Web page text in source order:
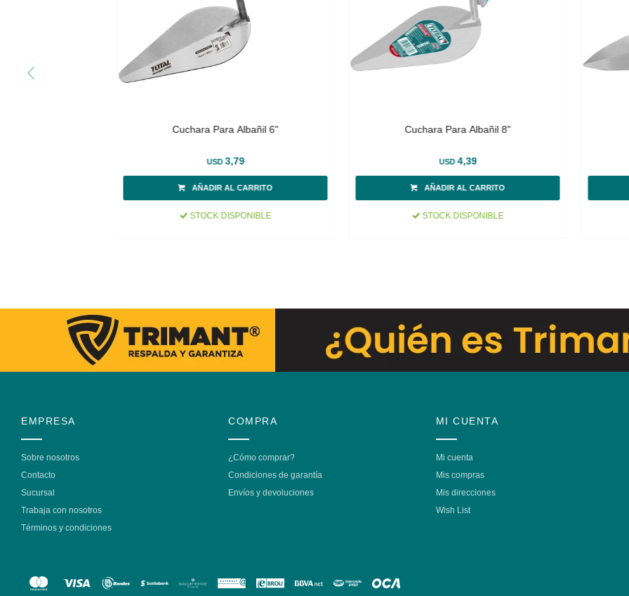
Cuchara Para Albañil 6"
USD 3,79
STOCK DISPONIBLE
Cuchara Para Albañil 8"
USD 4,39
STOCK DISPONIBLE
EMPRESA
Sobre nosotros
Contacto
Sucursal
Trabaja con nosotros
Términos y condiciones
COMPRA
¿Cómo comprar?
Condiciones de garantía
Envíos y devoluciones
MI CUENTA
Mi cuenta
Mis compras
Mis direcciones
Wish List